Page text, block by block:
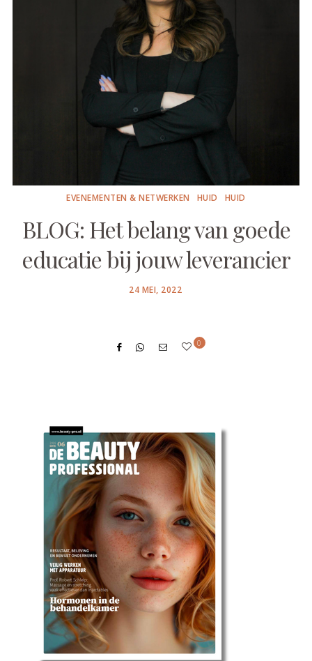
EVENEMENTEN & NETWERKEN HUID HUID
BLOG: Het belang van goede
educatie bij jouw leverancier
POSTED
24 MEI, 2022
0